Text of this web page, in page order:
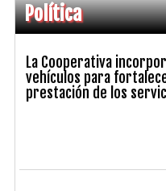
Política
La Cooperativa
vehículos para
prestación de los